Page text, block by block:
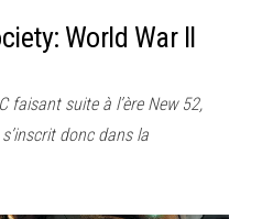
World War II
faisant suite à l’ère New 52,
donc dans la